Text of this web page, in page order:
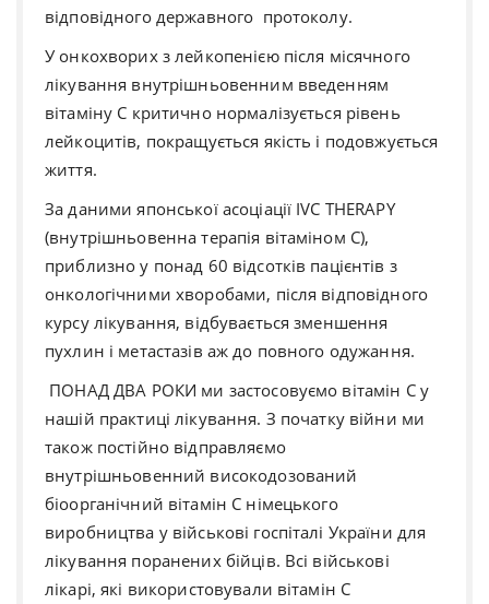
відповідного державного протоколу.
У онкохворих з лейкопенією після місячного
лікування внутрішньовенним введенням
вітаміну С критично нормалізується рівень
лейкоцитів, покращується якість і подовжується
життя.
За даними японської асоціації IVC THERAPY
(внутрішньовенна терапія вітаміном С),
приблизно у понад 60 відсотків пацієнтів з
онкологічними хворобами, після відповідного
курсу лікування, відбувається зменшення
пухлин і метастазів аж до повного одужання.
ПОНАД ДВА РОКИ ми застосовуємо вітамін С у
нашій практиці лікування. З початку війни ми
також постійно відправляємо
внутрішньовенний високодозований
біоорганічний вітамін С німецького
виробництва у військові госпіталі України для
лікування поранених бійців. Всі військові
лікарі, які використовували вітамін С